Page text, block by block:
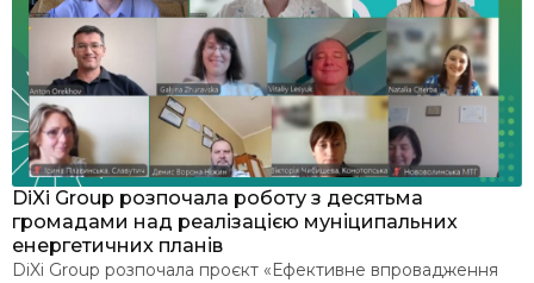
DiXi Group розпочала роботу з десятьма
громадами над реалізацією муніципальних
енергетичних планів
DiXi Group розпочала проєкт «Ефективне впровадження